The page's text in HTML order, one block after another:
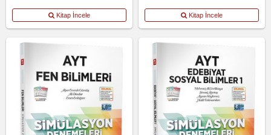
Kitap İncele Kitap İncele